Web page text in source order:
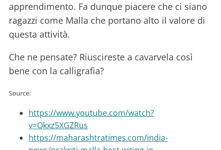
apprendimento. Fa dunque piacere che ci siano
ragazzi come Malla che portano alto il valore di
questa attività.
Che ne pensate? Riuscireste a cavarvela così
bene con la calligrafia?
Source:
https://www.youtube.com/watch?
v=Qkxz5XGZRus
https://maharashtratimes.com/india-